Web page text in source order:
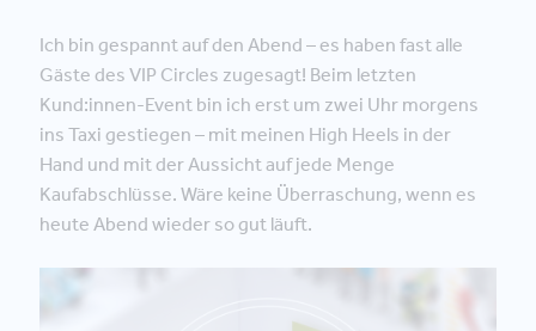
Ich bin gespannt auf den Abend – es haben fast alle
Gäste des VIP Circles zugesagt! Beim letzten
Kund:innen-Event bin ich erst um zwei Uhr morgens
ins Taxi gestiegen – mit meinen High Heels in der
Hand und mit der Aussicht auf jede Menge
Kaufabschlüsse. Wäre keine Überraschung, wenn es
heute Abend wieder so gut läuft.